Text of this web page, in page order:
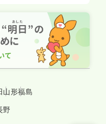
山形福島
野